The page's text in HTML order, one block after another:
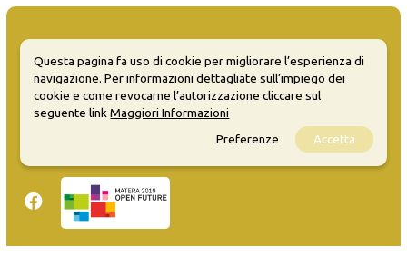
MATERA WELCOME EVENTS
Opendata
Questa pagina fa uso di cookie per migliorare l’esperienza di
navigazione. Per informazioni dettagliate sull’impiego dei
cookie e come revocarne l’autorizzazione cliccare sul
seguente linkMaggiori Informazioni
Preferenze
Accetta